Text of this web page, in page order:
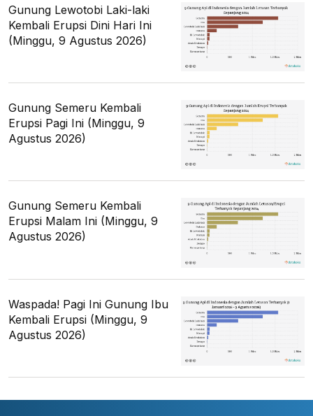
Gunung Lewotobi Laki-laki
Kembali Erupsi Dini Hari Ini
(Minggu, 9 Agustus 2026)
Gunung Semeru Kembali
Erupsi Pagi Ini (Minggu, 9
Agustus 2026)
Gunung Semeru Kembali
Erupsi Malam Ini (Minggu, 9
Agustus 2026)
Waspada! Pagi Ini Gunung Ibu
Kembali Erupsi (Minggu, 9
Agustus 2026)